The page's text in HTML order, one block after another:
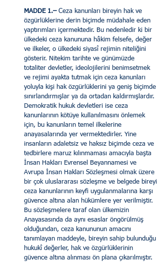
MADDE 1.– Ceza kanunları bireyin hak ve
özgürlüklerine derin bi­çimde müdahale eden
yaptırımları içermektedir. Bu nedenledir ki bir
ülke­deki ceza kanununa hâkim felsefe, değer
ve ilkeler, o ülkedeki siyasî rejimin niteliğini
gösterir. Nitekim tarihte ve günümüzde
totaliter devletler, ideolo­jilerini benimsetmek
ve rejimi ayakta tutmak için ceza kanunları
yoluyla kişi hak özgürlüklerini ya geniş biçimde
sınırlandırmışlar ya da ortadan kaldır­mışlardır.
Demokratik hukuk devletleri ise ceza
kanunlarının kötüye kulla­nılmasını önlemek
için, bu kanunların temel ilkelerine
anayasalarında yer vermektedirler. Yine
insanların adaletsiz ve haksız biçimde ceza ve
tedbir­lere maruz kılınmaması amacıyla başta
İnsan Hakları Evrensel Beyannamesi ve
Avrupa İnsan Hakları Sözleşmesi olmak üzere
bir çok uluslararası söz­leşme ve belgede bireyi
ceza kanunlarının keyfi uygulanmalarına karşı
gü­vence altına alan hükümlere yer verilmiştir.
Bu sözleşmelere taraf olan ül­kemizin
Anayasasında da aynı esaslar öngörülmüş
olduğundan, ceza kanu­nunun amacını
tanımlayan maddeyle, bireyin sahip bulunduğu
hukukî de­ğerler, hak ve özgürlüklerinin
güvence altına alınması ön plana çıkarılmıştır.